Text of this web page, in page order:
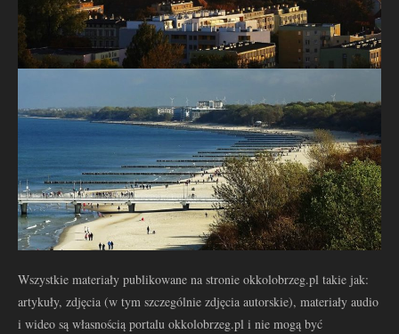
Wszystkie materiały publikowane na stronie okkolobrzeg.pl takie jak:
artykuły, zdjęcia (w tym szczególnie zdjęcia autorskie), materiały audio
i wideo są własnością portalu okkolobrzeg.pl i nie mogą być